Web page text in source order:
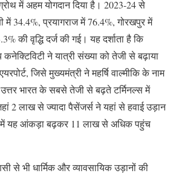
में अहम योगदान दिया है। 2023-24 से
में 34.4%, प्रयागराज में 76.4%, गोरखपुर में
की वृद्धि दर्ज की गई। यह दर्शाता है कि
कनेक्टिविटी ने यात्री संख्या को तेजी से बढ़ाया
जिसे मुख्यमंत्री ने महर्षि वाल्मीकि के नाम
भारत के सबसे तेजी से बढ़ते टर्मिनल्स में
2 लाख से ज्यादा पैसेंजर्स ने यहां से हवाई उड़ान
में यह आंकड़ा बढ़कर 11 लाख से अधिक पहुंच
से भी धार्मिक और व्यावसायिक उड़ानों की